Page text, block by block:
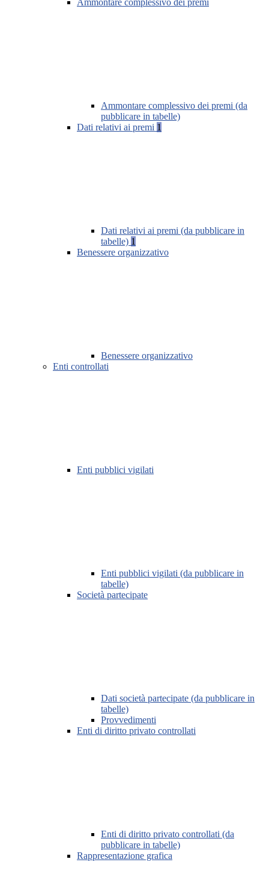
Ammontare complessivo dei premi
Ammontare complessivo dei premi (da
pubblicare in tabelle)
Dati relativi ai premi 1
Dati relativi ai premi (da pubblicare in
tabelle) 1
Benessere organizzativo
Benessere organizzativo
Enti controllati
Enti pubblici vigilati
Enti pubblici vigilati (da pubblicare in
tabelle)
Società partecipate
Dati società partecipate (da pubblicare in
tabelle)
Provvedimenti
Enti di diritto privato controllati
Enti di diritto privato controllati (da
pubblicare in tabelle)
Rappresentazione grafica